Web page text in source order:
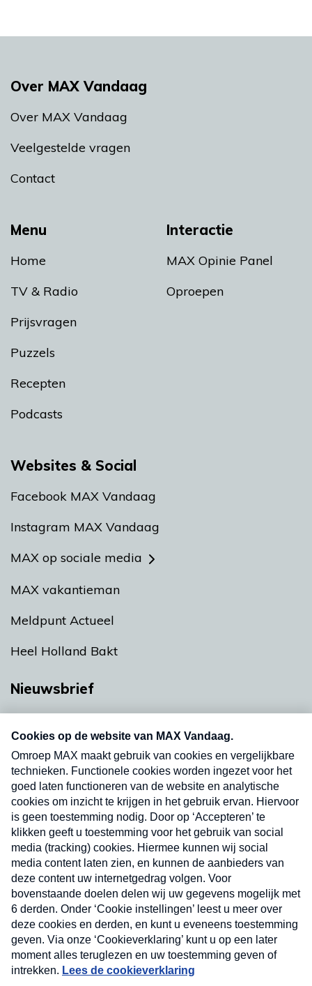
Menu
Home
TV & Radio
Prijsvragen
Puzzels
Recepten
Podcasts
Interactie
MAX Opinie Panel
Oproepen
Over MAX Vandaag
Over MAX Vandaag
Veelgestelde vragen
Contact
Websites & Social
Facebook MAX Vandaag
Instagram MAX Vandaag
MAX op sociale media
MAX vakantieman
Meldpunt Actueel
Heel Holland Bakt
Nieuwsbrief
nieuwsbrief. Elke vrijdag- en dinsdagochtend in
uw mailbox.
Verzend
Nieuwsbrief
Neem hier een gratis abonnement op onze
nieuwsbrief. Elke vrijdag- en dinsdagochtend in uw